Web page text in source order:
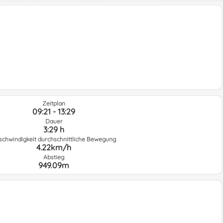
Zeitplan
09:21 - 13:29
Dauer
3:29 h
durchschnittliche Bewegung
4.22km/h
Abstieg
949.09m